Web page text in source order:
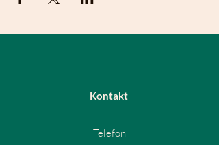
Kontakt
Telefon